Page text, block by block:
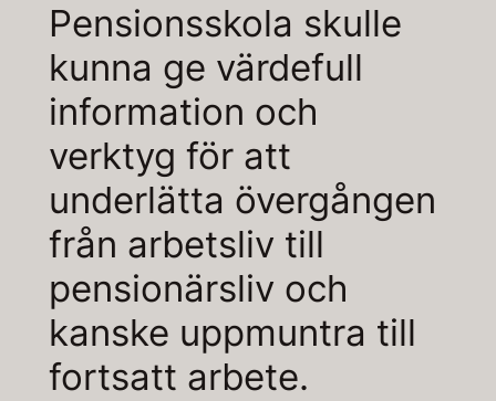
Pensionsskola skulle
kunna ge värdefull
information och
verktyg för att
underlätta övergången
från arbetsliv till
pensionärsliv och
kanske uppmuntra till
fortsatt arbete.